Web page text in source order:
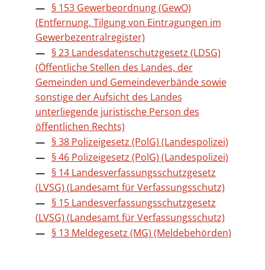
§ 153 Gewerbeordnung (GewO)
(Entfernung, Tilgung von Eintragungen im
Gewerbezentralregister)
§ 23 Landesdatenschutzgesetz (LDSG)
(Öffentliche Stellen des Landes, der
Gemeinden und Gemeindeverbände sowie
sonstige der Aufsicht des Landes
unterliegende juristische Person des
öffentlichen Rechts)
§ 38 Polizeigesetz (PolG) (Landespolizei)
§ 46 Polizeigesetz (PolG) (Landespolizei)
§ 14 Landesverfassungsschutzgesetz
(LVSG) (Landesamt für Verfassungsschutz)
§ 15 Landesverfassungsschutzgesetz
(LVSG) (Landesamt für Verfassungsschutz)
§ 13 Meldegesetz (MG) (Meldebehörden)